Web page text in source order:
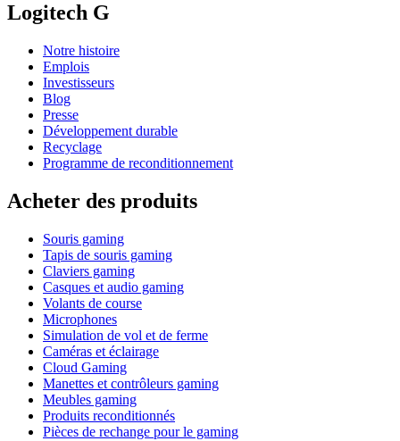
Logitech G
Notre histoire
Emplois
Investisseurs
Blog
Presse
Développement durable
Recyclage
Programme de reconditionnement
Acheter des produits
Souris gaming
Tapis de souris gaming
Claviers gaming
Casques et audio gaming
Volants de course
Microphones
Simulation de vol et de ferme
Caméras et éclairage
Cloud Gaming
Manettes et contrôleurs gaming
Meubles gaming
Produits reconditionnés
Pièces de rechange pour le gaming